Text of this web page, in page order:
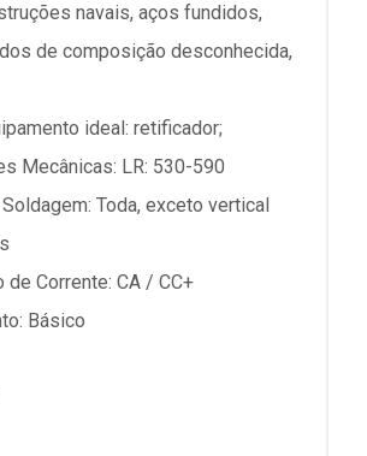
navais, aços fundidos,
de composição desconhecida,
ideal: retificador;
Mecânicas: LR: 530-590
Toda, exceto vertical
de Corrente: CA / CC+
Básico